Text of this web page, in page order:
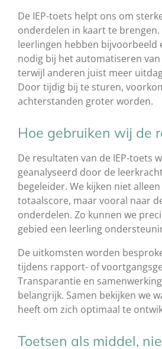
De IEP-toets helpt ons om
onderdelen in kaart te brengen.
leerlingen hebben bijvoorbeeld
nodig bij het automatiseren
terwijl anderen juist meer
Door tijdig bij te sturen,
achterstanden groter worden.
Hoe gebruiken wij de
De resultaten van de IEP-toets
geanalyseerd door de
begeleider. We kijken niet
totaalscore, maar vooral naar
onderdelen. Zo kunnen we
gebied een leerling
De uitkomsten worden
tijdens rapport- of
Transparantie en
belangrijk. Samen bekijken we
heeft om zich optimaal te
Toetsen als middel,